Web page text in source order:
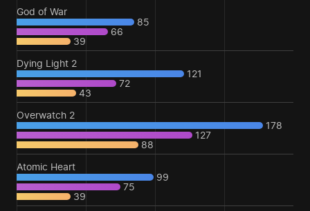
God of War
85
66
39
Dying Light 2
121
72
43
Overwatch 2
178
127
88
Atomic Heart
99
75
39